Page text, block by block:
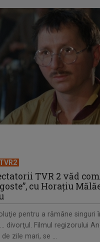
uraniu, dar închide mine” – o
și ...
TVR2
TVR 2 văd
cu Horaţiu
pentru a rămâne singuri
divorţul. Filmul regizorului
zile mari, se ...